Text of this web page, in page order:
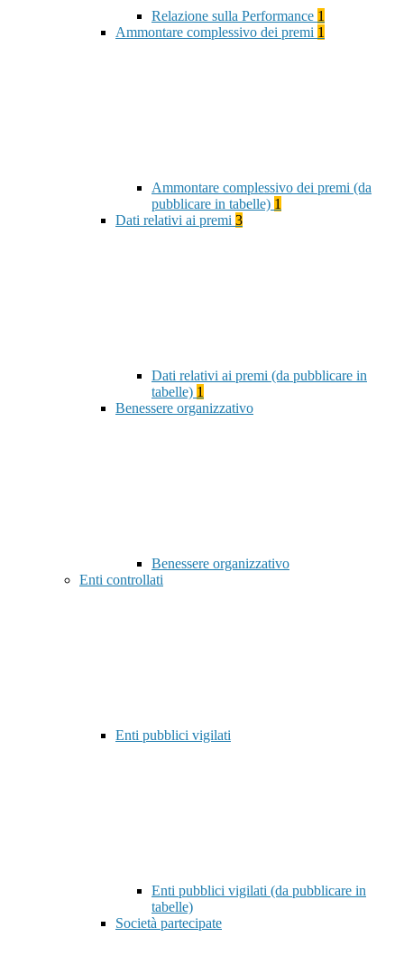
Relazione sulla Performance 1
Ammontare complessivo dei premi 1
Ammontare complessivo dei premi (da
pubblicare in tabelle) 1
Dati relativi ai premi 3
Dati relativi ai premi (da pubblicare in
tabelle) 1
Benessere organizzativo
Benessere organizzativo
Enti controllati
Enti pubblici vigilati
Enti pubblici vigilati (da pubblicare in
tabelle)
Società partecipate